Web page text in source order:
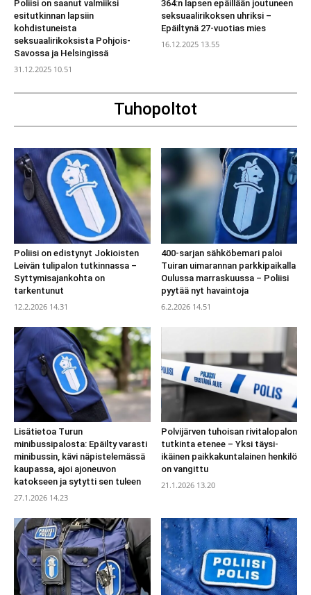
Poliisi on saanut valmiiksi
esitutkinnan lapsiin
kohdistuneista
seksuaalirikoksista Pohjois-
Savossa ja Helsingissä
31.12.2025 10.51
364:n lapsen epäillään joutuneen
seksuaalirikoksen uhriksi –
Epäiltynä 27-vuotias mies
16.12.2025 13.55
Tuhopoltot
Poliisi on edistynyt Jokioisten
Leivän tulipalon tutkinnassa –
Syttymisajankohta on
tarkentunut
12.2.2026 14.31
400-sarjan sähköbemari paloi
Tuiran uimarannan parkkipaikalla
Oulussa marraskuussa – Poliisi
pyytää nyt havaintoja
6.2.2026 14.51
Lisätietoa Turun
minibussipalosta: Epäilty varasti
minibussin, kävi näpistelemässä
kaupassa, ajoi ajoneuvon
katokseen ja sytytti sen tuleen
27.1.2026 14.23
Polvijärven tuhoisan rivitalopalon
tutkinta etenee – Yksi täysi-
ikäinen paikkakuntalainen henkilö
on vangittu
21.1.2026 13.20